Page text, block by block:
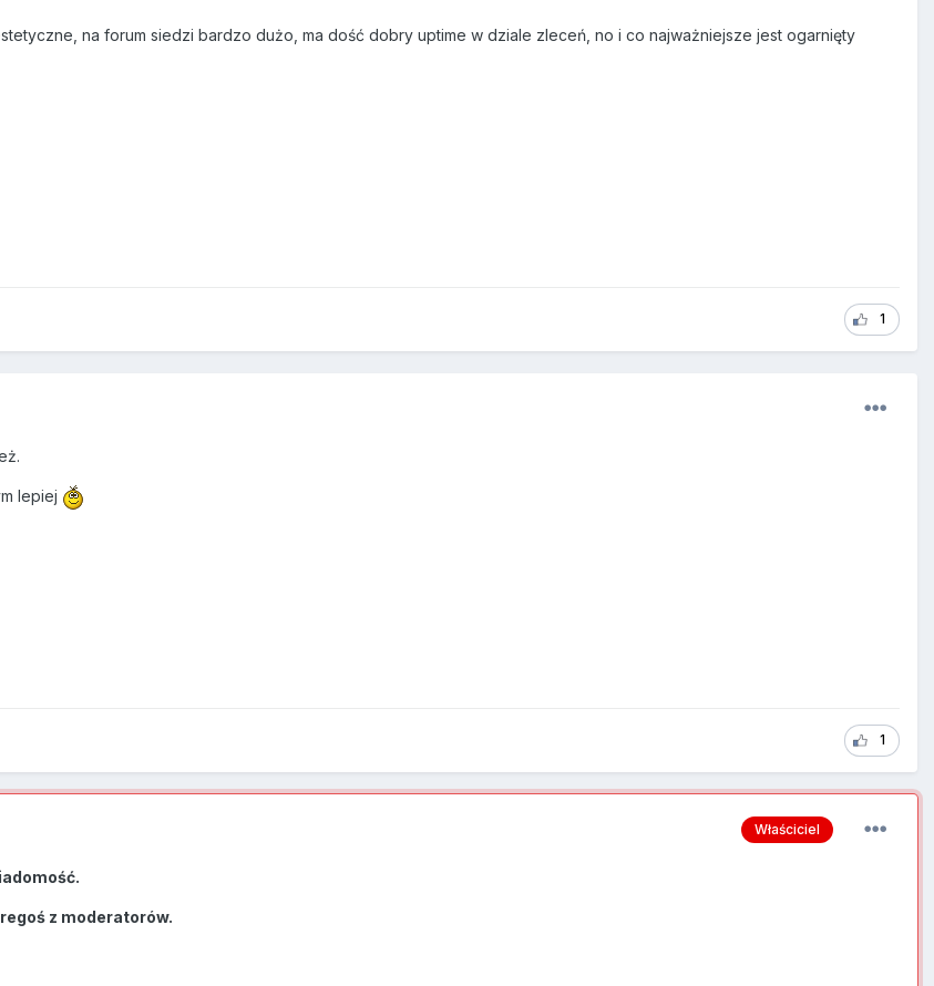
na forum siedzi bardzo dużo, ma dość dobry uptime w dziale zleceń, no i co najważniejsze jest ogarnięty
1
lepiej
1
Właściciel
z moderatorów.